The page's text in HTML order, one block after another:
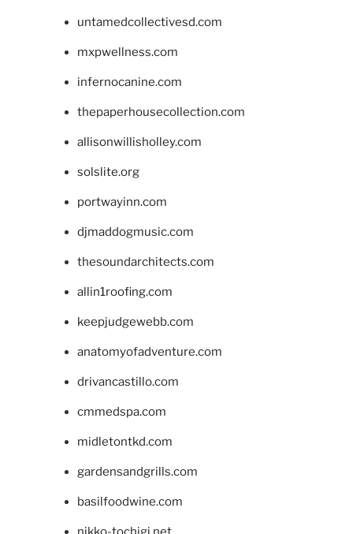
untamedcollectivesd.com
mxpwellness.com
infernocanine.com
thepaperhousecollection.com
allisonwillisholley.com
solslite.org
portwayinn.com
djmaddogmusic.com
thesoundarchitects.com
allin1roofing.com
keepjudgewebb.com
anatomyofadventure.com
drivancastillo.com
cmmedspa.com
midletontkd.com
gardensandgrills.com
basilfoodwine.com